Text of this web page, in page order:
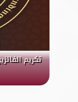
تكريم